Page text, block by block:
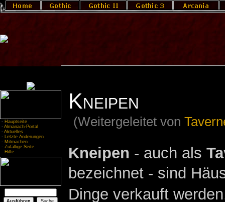
- Hauptseite
- Almanach-Portal
- Aktuelles
- Letzte Änderungen
- Mitmachen
- Zufällige Seite
- Hilfe
Kneipen
(Weitergeleitet von
Kneipen - auch als
bezeichnet - sind
Dinge verkauft